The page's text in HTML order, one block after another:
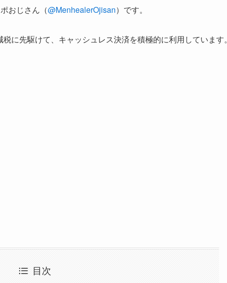
おじさん（@MenhealerOjisan）です。
に先駆けて、キャッシュレス決済を積極的に利用しています。
目次